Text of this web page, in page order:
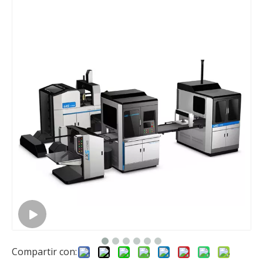
Compartir con: